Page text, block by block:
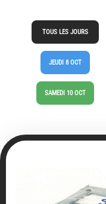
TOUS LES JOURS
JEUDI 8 OCT
SAMEDI 10 OCT